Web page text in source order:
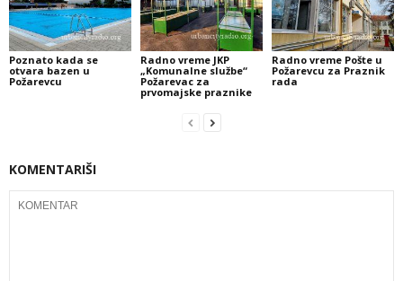
Poznato kada se
otvara bazen u
Požarevcu
Radno vreme JKP
„Komunalne službe“
Požarevac za
prvomajske praznike
Radno vreme Pošte u
Požarevcu za Praznik
rada
KOMENTARIŠI